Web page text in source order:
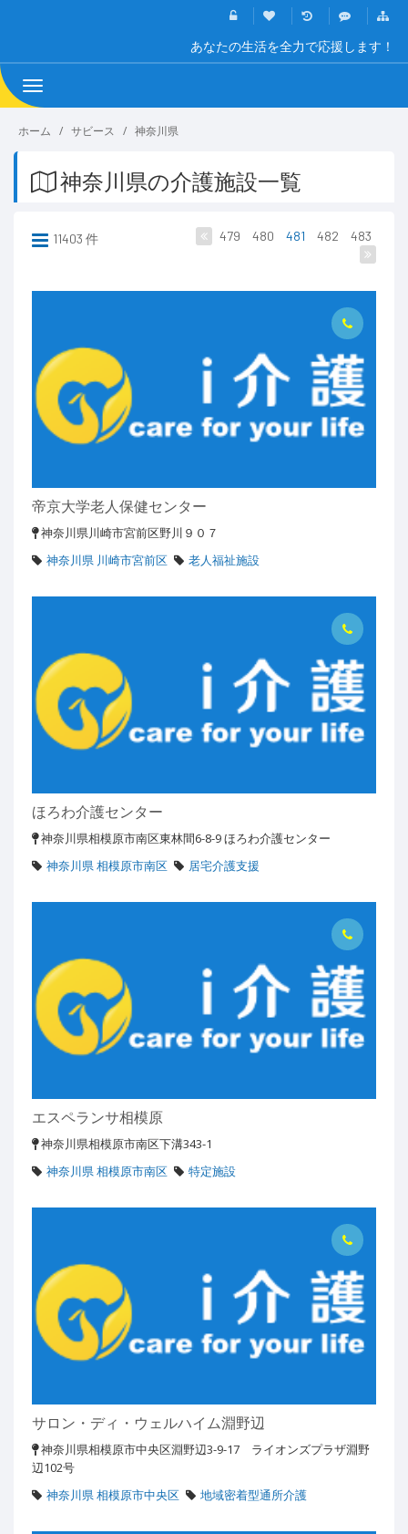
あなたの生活を全力で応援します！
Toggle
navigation
ホーム サビース 神奈川県
神奈川県の介護施設一覧
11403 件 479 480 481 482 483
帝京大学老人保健センター
神奈川県川崎市宮前区野川９０７
神奈川県 川崎市宮前区
老人福祉施設
ほろわ介護センター
神奈川県相模原市南区東林間6-8-9 ほろわ介護センター
神奈川県 相模原市南区
居宅介護支援
エスペランサ相模原
神奈川県相模原市南区下溝343-1
神奈川県 相模原市南区
特定施設
サロン・ディ・ウェルハイム淵野辺
神奈川県相模原市中央区淵野辺3-9-17 ライオンズプラザ淵野
辺102号
神奈川県 相模原市中央区
地域密着型通所介護